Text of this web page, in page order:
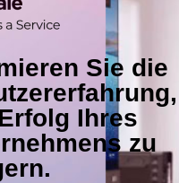
Sie die
Ihres
zu